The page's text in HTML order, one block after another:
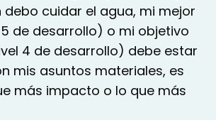
debo cuidar el agua, mi mejor
de desarrollo) o mi objetivo
4 de desarrollo) debe estar
mis asuntos materiales, es
más impacto o lo que más